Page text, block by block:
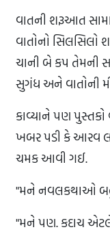
વાતની શરૂઆત
વાતોનો સિલસિલો
ચાની બે કપ તેમની
સુગંધ અને વાતોની
કાવ્યાને પણ
ખબર પડી કે આરવ
ચમક આવી ગઈ.
"મને નવલકથાઓ બહુ
"મને પણ. કદાચ